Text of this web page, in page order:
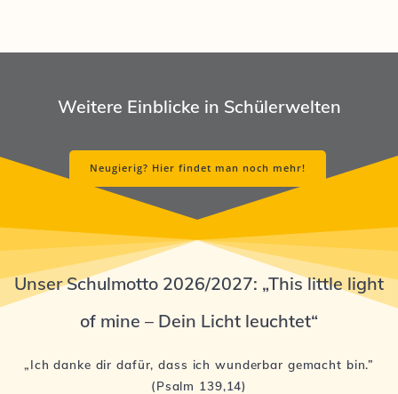
Weitere Einblicke in Schülerwelten
Neugierig? Hier findet man noch mehr!
Unser Schulmotto 2026/2027: „This little light
of mine – Dein Licht leuchtet“
„Ich danke dir dafür, dass ich wunderbar gemacht bin.”
(Psalm 139,14)